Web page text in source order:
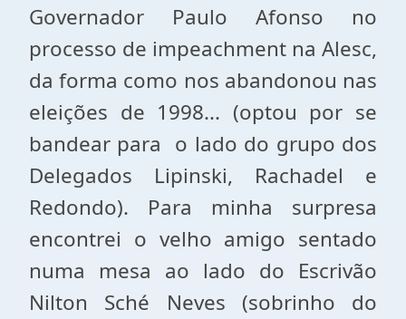
Governador Paulo Afonso no
processo de impeachment na Alesc,
da forma como nos abandonou nas
eleições de 1998... (optou por se
bandear para o lado do grupo dos
Delegados Lipinski, Rachadel e
Redondo). Para minha surpresa
encontrei o velho amigo sentado
numa mesa ao lado do Escrivão
Nilton Sché Neves (sobrinho do